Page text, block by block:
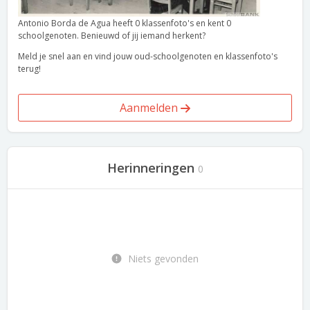
Antonio Borda de Agua heeft 0 klassenfoto's en kent 0
schoolgenoten. Benieuwd of jij iemand herkent?
Meld je snel aan en vind jouw oud-schoolgenoten en klassenfoto's
terug!
Aanmelden
Herinneringen 0
Niets gevonden